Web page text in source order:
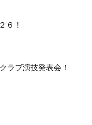
６！
ラブ演技発表会！